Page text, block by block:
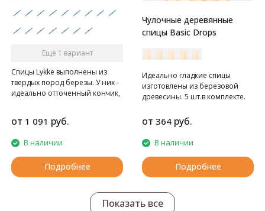
Ещё 1 вариант
Спицы Lykke выполнены из
твердых пород березы. У них -
идеально отточенный кончик,
вручную, выполняется крайне
получаются безупречно
гладкие, легкие, удобные в
работе инструменты
потрясающих оттенков.
от 1 091 руб.
В наличии
Подробнее
Чулочные деревянные
спицы Basic Drops
Идеально гладкие спицы
изготовлены из березовой
древесины. 5 шт.в комплекте.
от 364 руб.
В наличии
Подробнее
Показать все